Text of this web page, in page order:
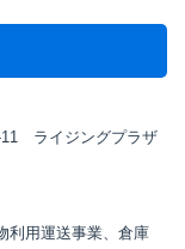
ライジングプラザ
利用運送事業、倉庫